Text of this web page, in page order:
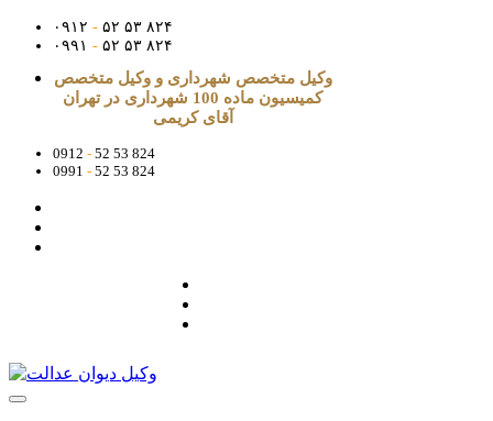
۰۹۱۲ - ۵۲ ۵۳ ۸۲۴
۰۹۹۱ - ۵۲ ۵۳ ۸۲۴
وکیل متخصص شهرداری و وکیل متخصص
کمیسیون ماده 100 شهرداری در تهران
آقای کریمی
0912 - 52 53 824
0991 - 52 53 824